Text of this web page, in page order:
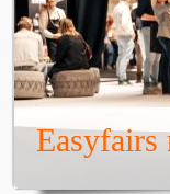
Easyfairs